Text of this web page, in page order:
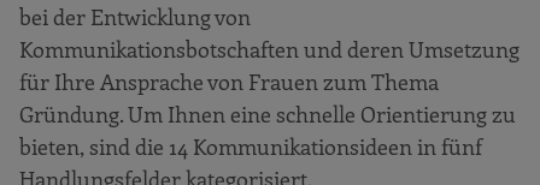
bei der Entwicklung von
Kommunikationsbotschaften und deren Umsetzung
für Ihre Ansprache von Frauen zum Thema
Gründung. Um Ihnen eine schnelle Orientierung zu
bieten, sind die 14 Kommunikationsideen in fünf
Handlungsfelder kategorisiert.